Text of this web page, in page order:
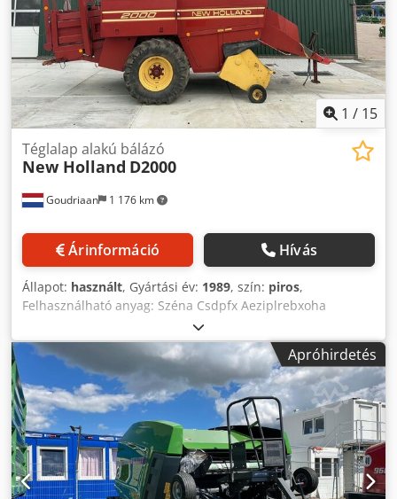
1 / 15
Goudriaan 1 176 km
Téglalap alakú bálázó
New Holland D2000
Árinformáció Hívás
Állapot: használt, Gyártási év: 1989, szín: piros,
Felhasználható anyag: Széna Csdpfx Aeziplrebxoha
Apróhirdetés